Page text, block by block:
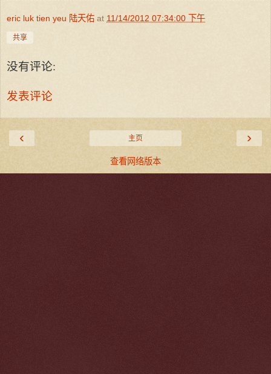
eric luk tien yeu 陆天佑 at 11/14/2012 07:34:00 下午
共享
没有评论:
发表评论
‹ ›
主页
查看网络版本